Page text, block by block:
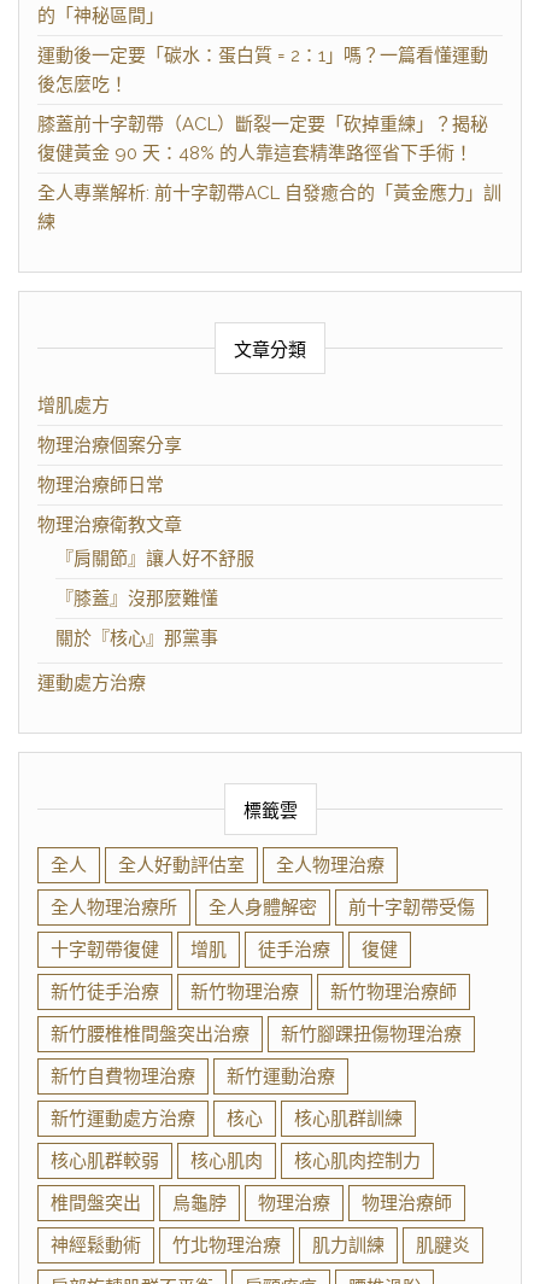
的「神秘區間」
運動後一定要「碳水：蛋白質 = 2：1」嗎？一篇看懂運動
後怎麼吃！
膝蓋前十字韌帶（ACL）斷裂一定要「砍掉重練」？揭秘
復健黃金 90 天：48% 的人靠這套精準路徑省下手術！
全人專業解析: 前十字韌帶ACL 自發癒合的「黃金應力」訓
練
文章分類
增肌處方
物理治療個案分享
物理治療師日常
物理治療衛教文章
『肩關節』讓人好不舒服
『膝蓋』沒那麼難懂
關於『核心』那黨事
運動處方治療
標籤雲
全人 全人好動評估室
全人物理治療
全人物理治療所
全人身體解密
前十字韌帶受傷
十字韌帶復健
增肌 徒手治療
復健
新竹徒手治療
新竹物理治療
新竹物理治療師
新竹腰椎椎間盤突出治療
新竹腳踝扭傷物理治療
新竹自費物理治療
新竹運動治療
新竹運動處方治療
核心
核心肌群訓練
核心肌群較弱
核心肌肉
核心肌肉控制力
椎間盤突出
烏龜脖 物理治療
物理治療師
神經鬆動術
竹北物理治療 肌力訓練
肌腱炎